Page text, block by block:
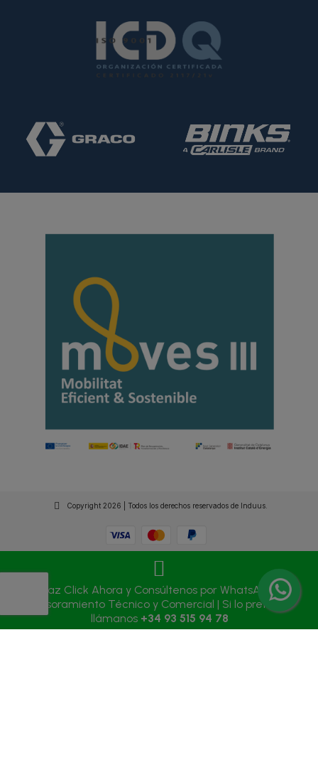
Copyright 2026 | Todos los derechos reservados de Induus.
Haz Click Ahora y Consúltenos por WhatsApp |
Asesoramiento Técnico y Comercial | Si lo prefieres
llámanos +34 93 515 94 78